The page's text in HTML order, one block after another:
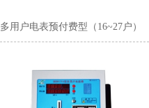
多用户电表预付费型（16~27户）